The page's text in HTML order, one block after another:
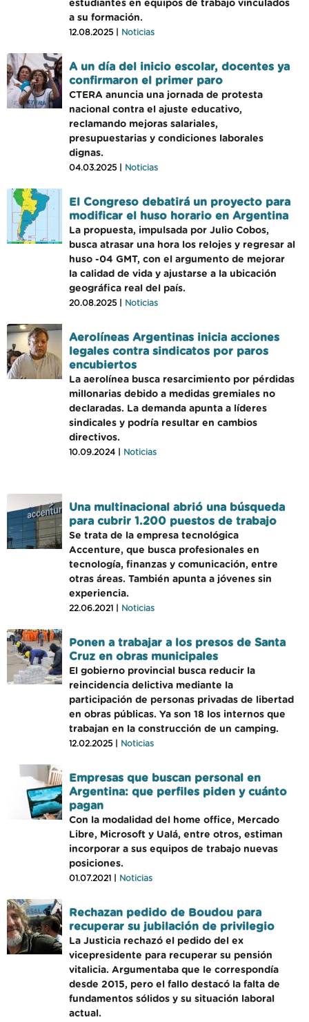
estudiantes en equipos de trabajo vinculados
a su formación.
12.08.2025 | Noticias
A un día del inicio escolar, docentes ya
confirmaron el primer paro
CTERA anuncia una jornada de protesta
nacional contra el ajuste educativo,
reclamando mejoras salariales,
presupuestarias y condiciones laborales
dignas.
04.03.2025 | Noticias
El Congreso debatirá un proyecto para
modificar el huso horario en Argentina
La propuesta, impulsada por Julio Cobos,
busca atrasar una hora los relojes y regresar al
huso -04 GMT, con el argumento de mejorar
la calidad de vida y ajustarse a la ubicación
geográfica real del país.
20.08.2025 | Noticias
Aerolíneas Argentinas inicia acciones
legales contra sindicatos por paros
encubiertos
La aerolínea busca resarcimiento por pérdidas
millonarias debido a medidas gremiales no
declaradas. La demanda apunta a líderes
sindicales y podría resultar en cambios
directivos.
10.09.2024 | Noticias
Una multinacional abrió una búsqueda
para cubrir 1.200 puestos de trabajo
Se trata de la empresa tecnológica
Accenture, que busca profesionales en
tecnología, finanzas y comunicación, entre
otras áreas. También apunta a jóvenes sin
experiencia.
22.06.2021 | Noticias
Ponen a trabajar a los presos de Santa
Cruz en obras municipales
El gobierno provincial busca reducir la
reincidencia delictiva mediante la
participación de personas privadas de libertad
en obras públicas. Ya son 18 los internos que
trabajan en la construcción de un camping.
12.02.2025 | Noticias
Empresas que buscan personal en
Argentina: que perfiles piden y cuánto
pagan
Con la modalidad del home office, Mercado
Libre, Microsoft y Ualá, entre otros, estiman
incorporar a sus equipos de trabajo nuevas
posiciones.
01.07.2021 | Noticias
Rechazan pedido de Boudou para
recuperar su jubilación de privilegio
La Justicia rechazó el pedido del ex
vicepresidente para recuperar su pensión
vitalicia. Argumentaba que le correspondía
desde 2015, pero el fallo destacó la falta de
fundamentos sólidos y su situación laboral
actual.